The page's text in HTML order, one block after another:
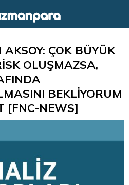
ÇOK BÜYÜK
OLUŞMAZSA,
BEKLİYORUM
[FNC-NEWS]